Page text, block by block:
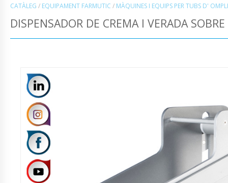
CATÀLEG / EQUIPAMENT FARMUTIC / MÀQUINES I EQUIPS PER TUBS D'
DISPENSADOR DE CREMA I VERADA